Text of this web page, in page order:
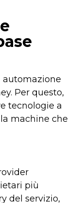
automazione
Per questo,
tecnologie a
machine che
più
del servizio,